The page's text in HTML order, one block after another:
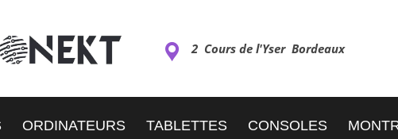
2 Cours de l'Yser Bordeaux
ORDINATEURS TABLETTES CONSOLES